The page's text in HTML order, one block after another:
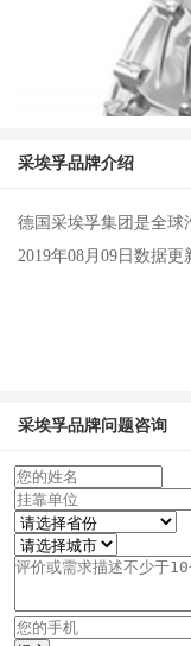
采埃孚品牌介绍
德国采埃孚集团是全球
2019年08月09日数据更
采埃孚品牌问题咨询